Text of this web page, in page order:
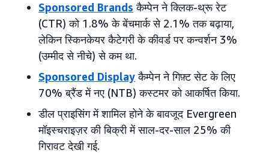
Sponsored Brands कैम्पेन ने क्लिक-थ्रू रेट
(CTR) को 1.8% के बेंचमार्क से 2.1% तक बढ़ाया,
लेकिन स्किनकेयर कैटेगरी के कीवर्ड पर कन्वर्शन 3%
(उम्मीद से नीचे) से कम था.
Sponsored Displayकैम्पेन ने गिफ़्ट सेट के लिए
70% ब्रैंड में नए (NTB) कस्टमर को आकर्षित किया.
डील प्राइसिंग में शामिल होने के बावजूद Evergreen
मॉइस्चराइज़र की बिक्री में साल-दर-साल 25% की
गिरावट देखी गई.